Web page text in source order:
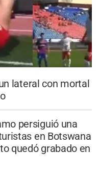
lateral con mortal
persiguió una
en Botswana
quedó grabado en